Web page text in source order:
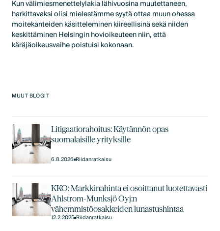
Kun välimiesmenettelylakia lähivuosina muutettaneen,
harkittavaksi olisi mielestämme syytä ottaa muun ohessa
moitekanteiden käsitteleminen kiireellisinä sekä niiden
keskittäminen Helsingin hovioikeuteen niin, että
käräjäoikeusvaihe poistuisi kokonaan.
MUUT BLOGIT
Litigaatiorahoitus: Käytännön opas
suomalaisille yrityksille
6.8.2026Riidanratkaisu
KKO: Markkinahinta ei osoittanut luotettavasti
Ahlstrom-Munksjö Oyj:n
vähemmistöosakkeiden lunastushintaa
12.2.2025Riidanratkaisu